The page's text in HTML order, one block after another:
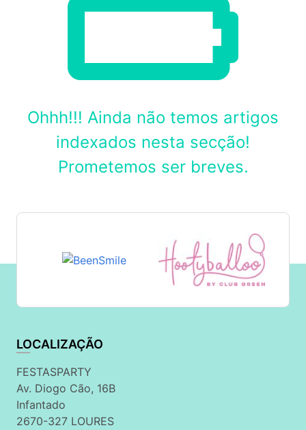
Ohhh!!! Ainda não temos artigos
indexados nesta secção!
Prometemos ser breves.
LOCALIZAÇÃO
FESTASPARTY
Av. Diogo Cão, 16B
Infantado
2670-327 LOURES